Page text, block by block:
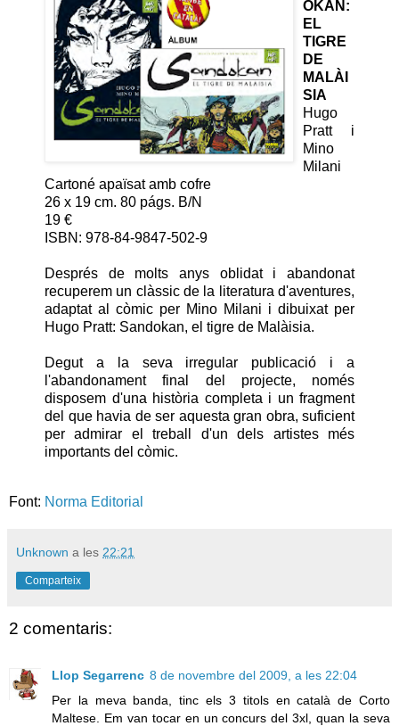
OKAN:
EL
TIGRE
DE
MALÀI
SIA
Hugo
Pratt i
Mino
Milani
Cartoné apaïsat amb cofre
26 x 19 cm. 80 págs. B/N
19 €
ISBN: 978-84-9847-502-9
Després de molts anys oblidat i abandonat
recuperem un clàssic de la literatura d'aventures,
adaptat al còmic per Mino Milani i dibuixat per
Hugo Pratt: Sandokan, el tigre de Malàisia.
Degut a la seva irregular publicació i a
l'abandonament final del projecte, només
disposem d'una història completa i un fragment
del que havia de ser aquesta gran obra, suficient
per admirar el treball d'un dels artistes més
importants del còmic.
Font: Norma Editorial
Unknown a les 22:21
Comparteix
2 comentaris:
Llop Segarrenc 8 de novembre del 2009, a les 22:04
Per la meva banda, tinc els 3 titols en català de Corto
Maltese. Em van tocar en un concurs del 3xl, quan la seva